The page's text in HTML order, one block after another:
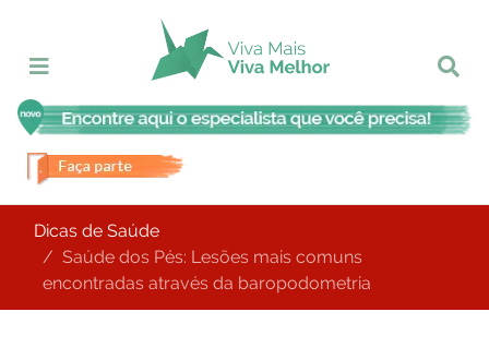
Dicas de Saúde
Saúde dos Pés: Lesões mais comuns
encontradas através da baropodometria